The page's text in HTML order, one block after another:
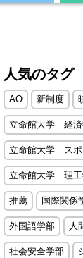
人気のタグ
AO 新制度
立命館大学 経済
立命館大学 スポ
立命館大学 理工
推薦 国際関係
外国語学部 人
社会安全学部